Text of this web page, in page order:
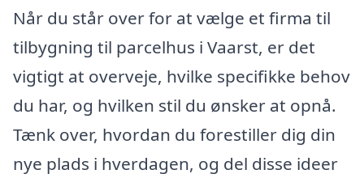
Når du står over for at vælge et firma til
tilbygning til parcelhus i Vaarst, er det
vigtigt at overveje, hvilke specifikke behov
du har, og hvilken stil du ønsker at opnå.
Tænk over, hvordan du forestiller dig din
nye plads i hverdagen, og del disse ideer